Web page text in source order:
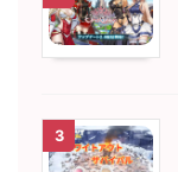
3